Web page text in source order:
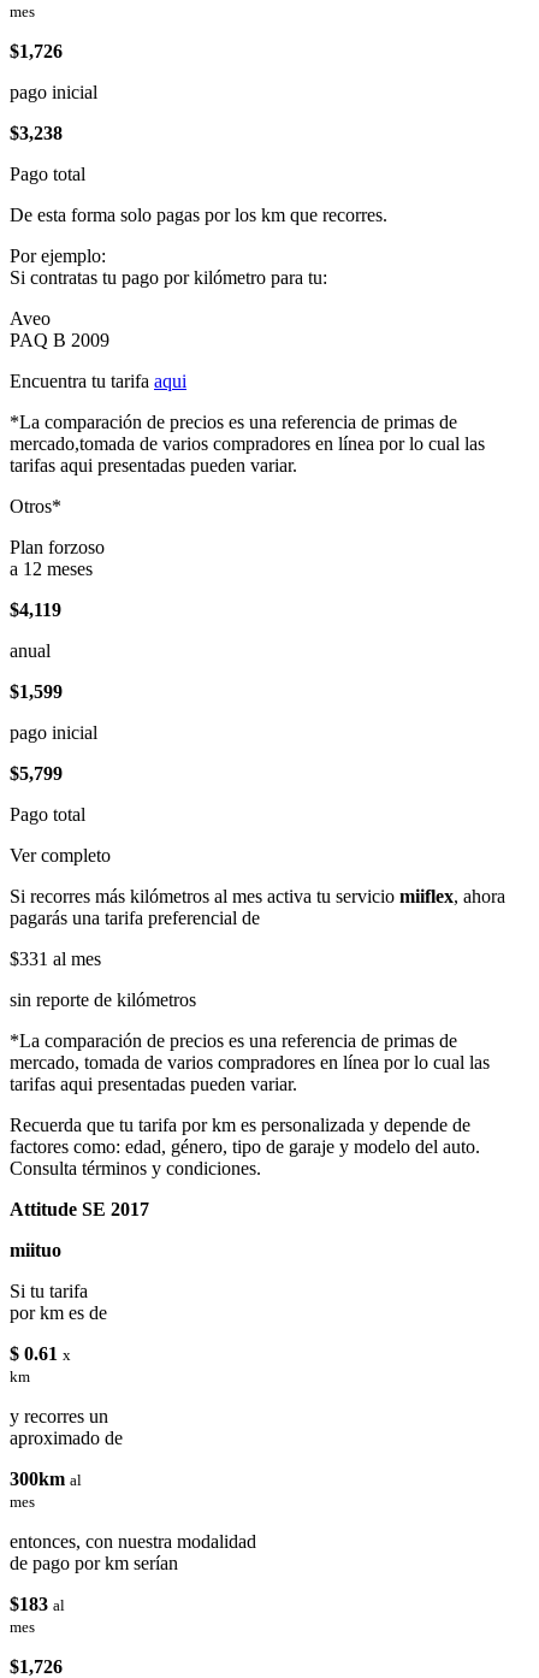
mes
$1,726
pago inicial
$3,238
Pago total
De esta forma solo pagas por los km que recorres.
Por ejemplo:
Si contratas tu pago por kilómetro para tu:
Aveo
PAQ B 2009
Encuentra tu tarifa aqui
*La comparación de precios es una referencia de primas de
mercado,tomada de varios compradores en línea por lo cual las
tarifas aqui presentadas pueden variar.
Otros*
Plan forzoso
a 12 meses
$4,119
anual
$1,599
pago inicial
$5,799
Pago total
Ver completo
Si recorres más kilómetros al mes activa tu servicio miiflex, ahora
pagarás una tarifa preferencial de
$331 al mes
sin reporte de kilómetros
*La comparación de precios es una referencia de primas de
mercado, tomada de varios compradores en línea por lo cual las
tarifas aqui presentadas pueden variar.
Recuerda que tu tarifa por km es personalizada y depende de
factores como: edad, género, tipo de garaje y modelo del auto.
Consulta términos y condiciones.
Attitude SE 2017
miituo
Si tu tarifa
por km es de
$ 0.61 x
km
y recorres un
aproximado de
300km al
mes
entonces, con nuestra modalidad
de pago por km serían
$183 al
mes
$1,726